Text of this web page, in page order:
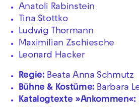
Anatoli Rabinstein
Tina Stottko
Ludwig Thormann
Maximilian Zschiesche
Leonard Hacker
Regie: Beata Anna Schmutz
Bühne & Kostüme: Barbara
Katalogtexte »Ankommen«: